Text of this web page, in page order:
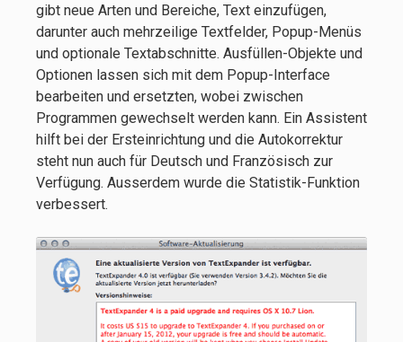
gibt neue Arten und Bereiche, Text einzufügen,
darunter auch mehrzeilige Textfelder, Popup-Menüs
und optionale Textabschnitte. Ausfüllen-Objekte und
Optionen lassen sich mit dem Popup-Interface
bearbeiten und ersetzten, wobei zwischen
Programmen gewechselt werden kann. Ein Assistent
hilft bei der Ersteinrichtung und die Autokorrektur
steht nun auch für Deutsch und Französisch zur
Verfügung. Ausserdem wurde die Statistik-Funktion
verbessert.